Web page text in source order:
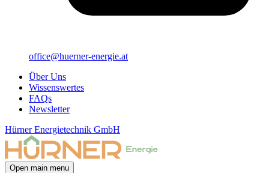
office@huerner-energie.at
Über Uns
Wissenswertes
FAQs
Newsletter
Hürner Energietechnik GmbH
Open main menu